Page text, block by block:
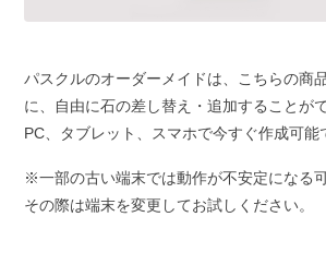
パスクルのオーダーメイドは、こちらの商
に、自由に石の差し替え・追加することが
PC、タブレット、スマホで今すぐ作成可能
※一部の古い端末では動作が不安定になる
その際は端末を変更してお試しください。